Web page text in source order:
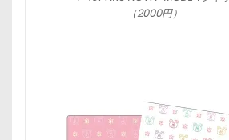
（2000円）